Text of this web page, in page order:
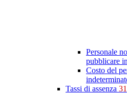
Personale
pubblicare
Costo del
Tassi di assenza 31